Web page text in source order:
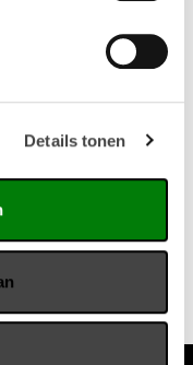
Details tonen